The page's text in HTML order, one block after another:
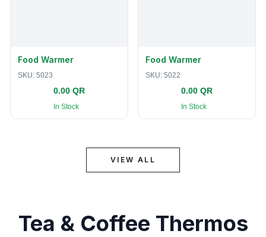
Food Warmer
SKU: 5023
0.00 QR
In Stock
Food Warmer
SKU: 5022
0.00 QR
In Stock
VIEW ALL
Tea & Coffee Thermos